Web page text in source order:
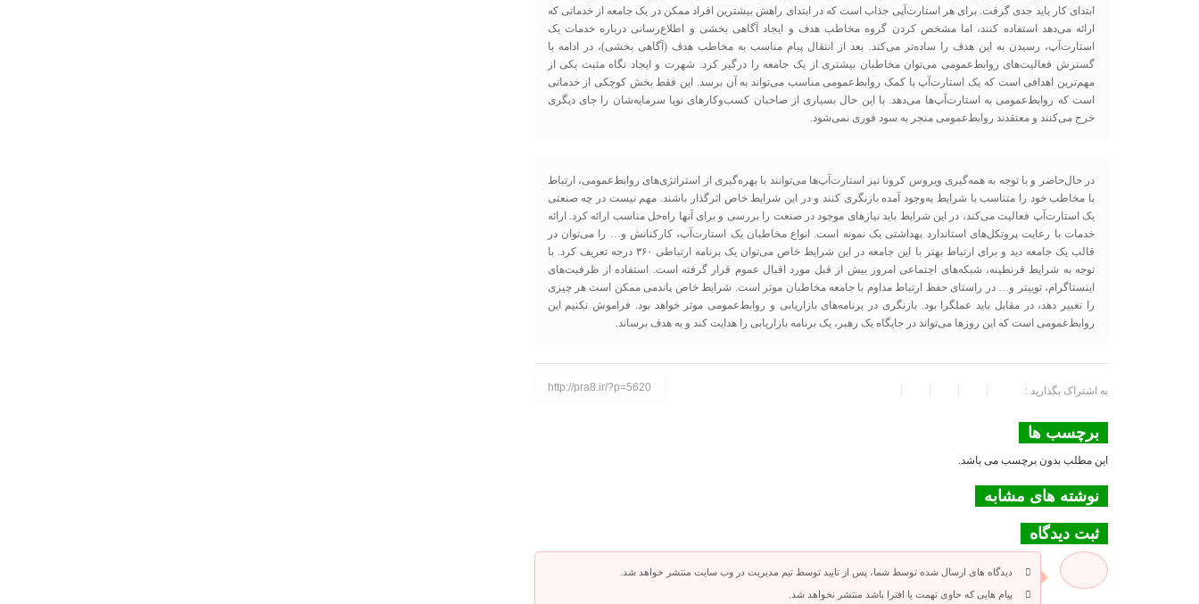
ابتدای کار باید جدی گرفت. برای هر استارت‌آپی جذاب است که در ابتدای راهش بیشترین افراد ممکن در یک جامعه از خدماتی که
ارائه می‌دهد استفاده کنند، اما مشخص کردن گروه مخاطب هدف و ایجاد آگاهی بخشی و اطلاع‌رسانی درباره خدمات یک
استارت‌آپ، رسیدن به این هدف را ساده‌تر می‌کند. بعد از انتقال پیام مناسب به مخاطب هدف (آگاهی بخشی)، در ادامه با
گسترش فعالیت‌های روابط‌عمومی می‌توان مخاطبان بیشتری از یک جامعه را درگیر کرد. شهرت و ایجاد نگاه مثبت یکی از
مهم‌ترین اهدافی است که یک استارت‌آپ با کمک روابط‌عمومی مناسب می‌تواند به آن برسد. این فقط بخش کوچکی از خدماتی
است که روابط‌عمومی به استارت‌آپ‌ها می‌دهد. با این حال بسیاری از صاحبان کسب‌و‌کارهای نوپا سرمایه‌شان را جای دیگری
خرج می‌کنند و معتقدند روابط‌عمومی منجر به سود فوری نمی‌شود.
در حال‌حاضر و با توجه به همه‌گیری ویروس کرونا نیز استارت‌آپ‌ها می‌توانند با بهره‌گیری از استراتژی‌های روابط‌عمومی، ارتباط
با مخاطب خود را متناسب با شرایط به‌وجود آمده بازنگری کنند و در این شرایط خاص اثرگذار باشند. مهم نیست در چه صنعتی
یک استارت‌آپ فعالیت می‌کند، در این شرایط باید نیازهای موجود در صنعت را بررسی و برای آنها راه‌حل مناسب ارائه کرد. ارائه
خدمات با رعایت پروتکل‌های استاندارد بهداشتی یک نمونه است. انواع مخاطبان یک استارت‌آپ، کارکنانش و… را می‌توان در
قالب یک جامعه دید و برای ارتباط بهتر با این جامعه در این شرایط خاص می‌توان یک برنامه ارتباطی ۳۶۰ درجه تعریف کرد. با
توجه به شرایط قرنطینه، شبکه‌های اجتماعی امروز بیش از قبل مورد اقبال عموم قرار گرفته است. استفاده از ظرفیت‌های
اینستاگرام، توییتر و… در راستای حفظ ارتباط مداوم با جامعه مخاطبان موثر است. شرایط خاص پاندمی ممکن است هر چیزی
را تغییر دهد، در مقابل باید عملگرا بود. بازنگری در برنامه‌های بازاریابی و روابط‌عمومی موثر خواهد بود. فراموش نکنیم این
روابط‌عمومی است که این روزها می‌تواند در جایگاه یک رهبر، یک برنامه‌ بازاریابی را هدایت کند و به هدف برساند.
به اشتراک بگذارید : http://pra8.ir/?p=5620
برچسب ها
این مطلب بدون برچسب می باشد.
نوشته های مشابه
ثبت دیدگاه
دیدگاه های ارسال شده توسط شما، پس از تایید توسط تیم مدیریت در وب سایت منتشر خواهد شد.
پیام هایی که حاوی تهمت یا افترا باشد منتشر نخواهد شد.